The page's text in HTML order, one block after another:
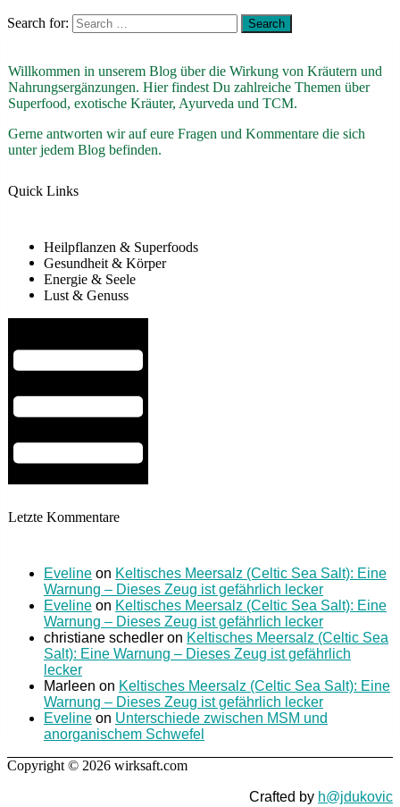
Search for:
Willkommen in unserem Blog über die Wirkung von Kräutern und
Nahrungsergänzungen. Hier findest Du zahlreiche Themen über
Superfood, exotische Kräuter, Ayurveda und TCM.
Gerne antworten wir auf eure Fragen und Kommentare die sich
unter jedem Blog befinden.
Quick Links
Heilpflanzen & Superfoods
Gesundheit & Körper
Energie & Seele
Lust & Genuss
Letzte Kommentare
Eveline on Keltisches Meersalz (Celtic Sea Salt): Eine
Warnung – Dieses Zeug ist gefährlich lecker
Eveline on Keltisches Meersalz (Celtic Sea Salt): Eine
Warnung – Dieses Zeug ist gefährlich lecker
christiane schedler on Keltisches Meersalz (Celtic Sea
Salt): Eine Warnung – Dieses Zeug ist gefährlich
lecker
Marleen on Keltisches Meersalz (Celtic Sea Salt): Eine
Warnung – Dieses Zeug ist gefährlich lecker
Eveline on Unterschiede zwischen MSM und
anorganischem Schwefel
Copyright © 2026 wirksaft.com
Crafted by h@jdukovic